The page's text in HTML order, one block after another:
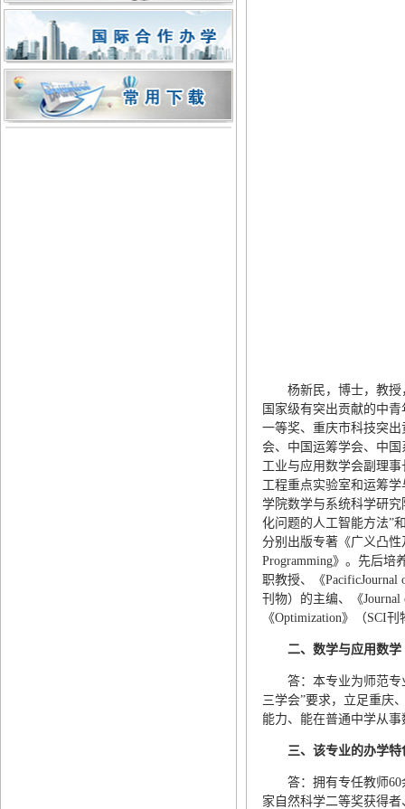
杨新民，博士，教
国家级有突出贡献的中
一等奖、重庆市科技突
会、中国运筹学会、中
工业与应用数学会副理
工程重点实验室和运筹
学院数学与系统科学研
化问题的人工智能方法”
分别出版专著《广义凸性
Programming》。先后培
职教授、《PacificJournal
刊物）的主编、《
《Optimization》（SCI
二、数学与应用数
答：本专业为师范
三学会”要求，立足重庆
能力、能在普通中学从
三、该专业的办学
答：拥有专任教师
家自然科学二等奖获得